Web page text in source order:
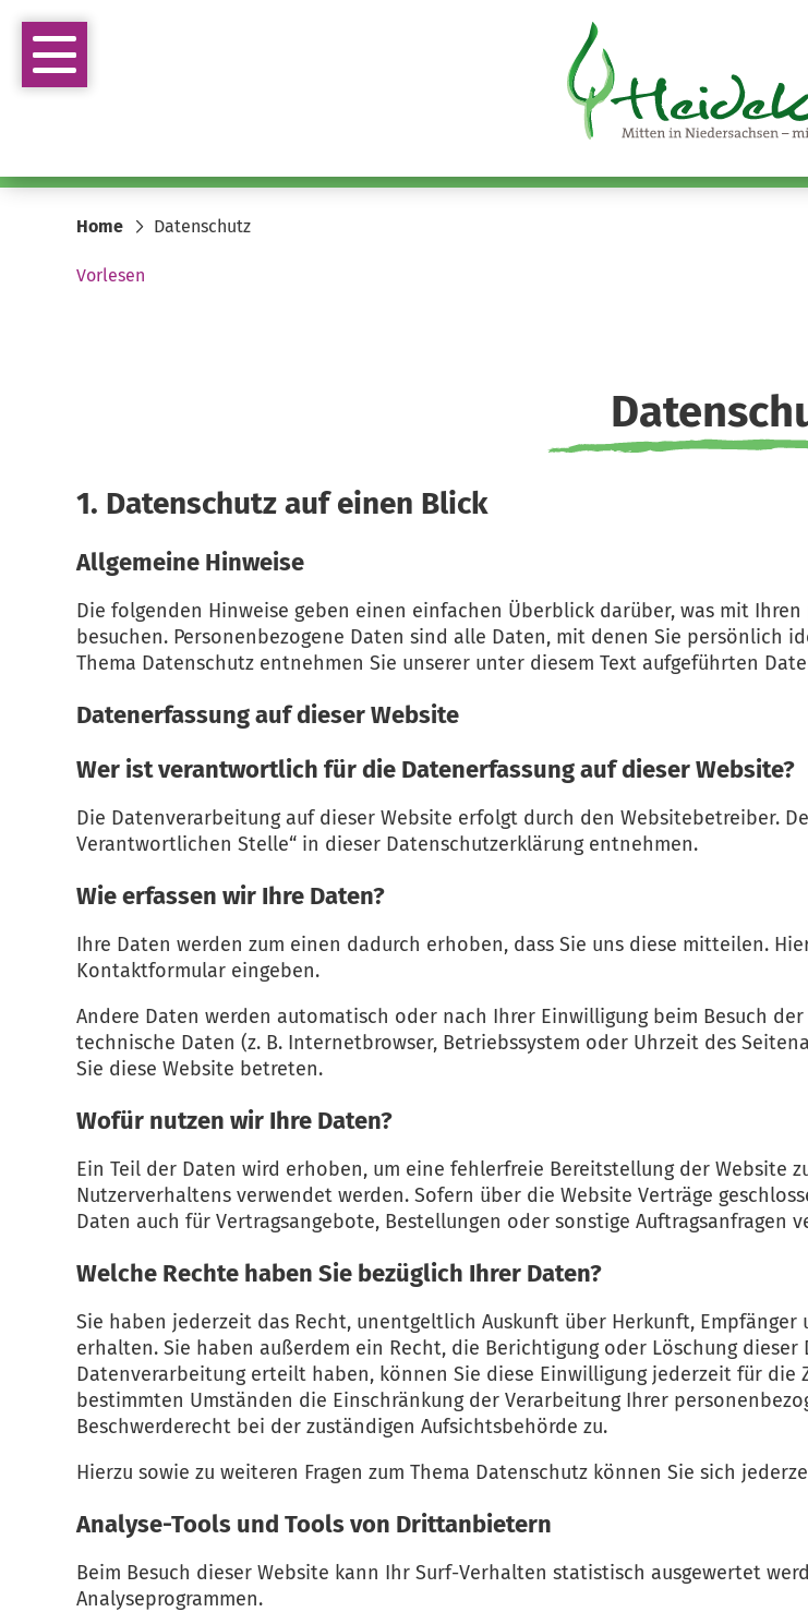
Home Datenschutz
Vorlesen
1. Datenschutz auf einen Blick
Allgemeine Hinweise
Die folgenden Hinweise geben einen einfachen Überblick darüber, was mit
besuchen. Personenbezogene Daten sind alle Daten, mit denen Sie persönlich
Thema Datenschutz entnehmen Sie unserer unter diesem Text aufgeführten
Datenerfassung auf dieser Website
Wer ist verantwortlich für die Datenerfassung auf dieser Website?
Die Datenverarbeitung auf dieser Website erfolgt durch den Websitebetreiber.
Verantwortlichen Stelle“ in dieser Datenschutzerklärung entnehmen.
Wie erfassen wir Ihre Daten?
Ihre Daten werden zum einen dadurch erhoben, dass Sie uns diese mitteilen.
Kontaktformular eingeben.
Andere Daten werden automatisch oder nach Ihrer Einwilligung beim Besuch
technische Daten (z. B. Internetbrowser, Betriebssystem oder Uhrzeit des
Sie diese Website betreten.
Wofür nutzen wir Ihre Daten?
Ein Teil der Daten wird erhoben, um eine fehlerfreie Bereitstellung der Website
Nutzerverhaltens verwendet werden. Sofern über die Website Verträge
Daten auch für Vertragsangebote, Bestellungen oder sonstige Auftragsanfragen
Welche Rechte haben Sie bezüglich Ihrer Daten?
Sie haben jederzeit das Recht, unentgeltlich Auskunft über Herkunft,
erhalten. Sie haben außerdem ein Recht, die Berichtigung oder Löschung
Datenverarbeitung erteilt haben, können Sie diese Einwilligung jederzeit für die
bestimmten Umständen die Einschränkung der Verarbeitung Ihrer
Beschwerderecht bei der zuständigen Aufsichtsbehörde zu.
Hierzu sowie zu weiteren Fragen zum Thema Datenschutz können Sie sich
Analyse-Tools und Tools von Dritt­anbietern
Beim Besuch dieser Website kann Ihr Surf-Verhalten statistisch ausgewertet
Analyseprogrammen.